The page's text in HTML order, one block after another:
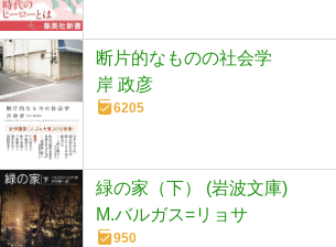
断片的なものの社会学
岸 政彦
6205
緑の家（下） (岩波文庫)
M.バルガス=リョサ
950